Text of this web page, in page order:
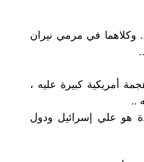
وكلاهما في مرمي نيران
أمريكية كبيرة عليه ،
..
هو علي إسرائيل ودول